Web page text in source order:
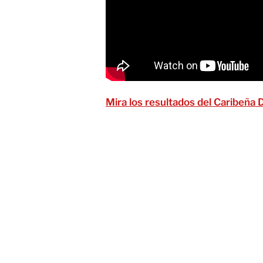
Mira los resultados del Caribeña